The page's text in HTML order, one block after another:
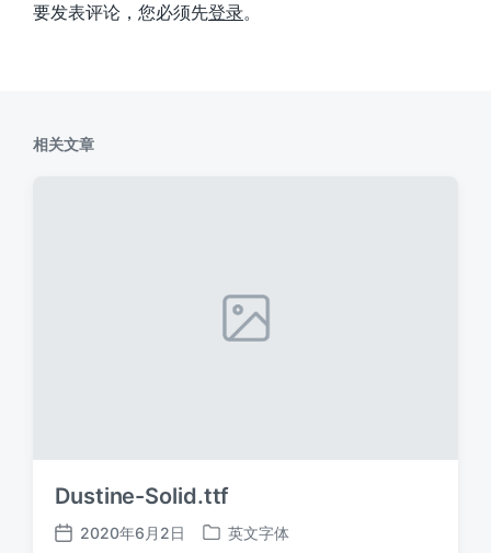
要发表评论，您必须先登录。
相关文章
Dustine-Solid.ttf
发
2020年6月2日
发
英文字体